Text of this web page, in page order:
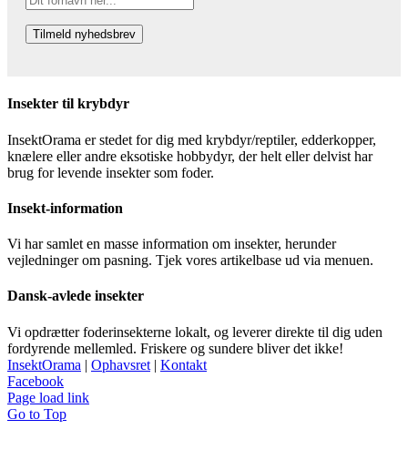
Insekter til krybdyr
InsektOrama er stedet for dig med krybdyr/reptiler, edderkopper,
knælere eller andre eksotiske hobbydyr, der helt eller delvist har
brug for levende insekter som foder.
Insekt-information
Vi har samlet en masse information om insekter, herunder
vejledninger om pasning. Tjek vores artikelbase ud via menuen.
Dansk-avlede insekter
Vi opdrætter foderinsekterne lokalt, og leverer direkte til dig uden
fordyrende mellemled. Friskere og sundere bliver det ikke!
InsektOrama | Ophavsret | Kontakt
Facebook
Page load link
Go to Top